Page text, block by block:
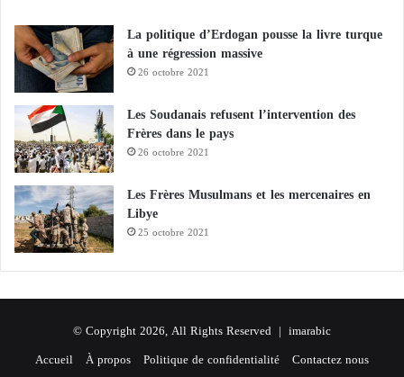
La politique d’Erdogan pousse la livre turque
à une régression massive
26 octobre 2021
Les Soudanais refusent l’intervention des
Frères dans le pays
26 octobre 2021
Les Frères Musulmans et les mercenaires en
Libye
25 octobre 2021
© Copyright 2026, All Rights Reserved | imarabic
Accueil À propos Politique de confidentialité Contactez nous